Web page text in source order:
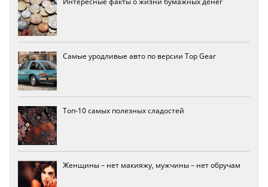
Самые уродливые авто по версии Top Gear
Топ-10 самых полезных сладостей
Женщины – нет макияжу, мужчины – нет обручам